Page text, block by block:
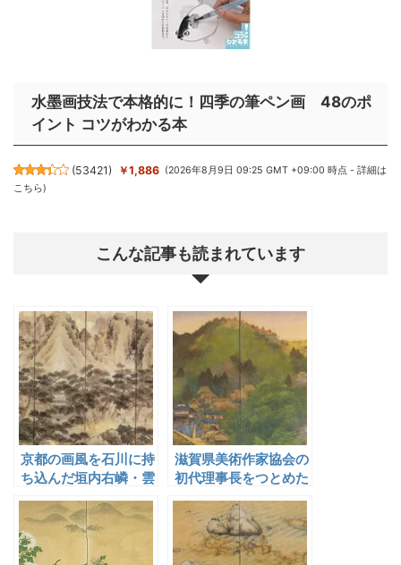
水墨画技法で本格的に！四季の筆ペン画 48のポ
イント コツがわかる本
(53421) ￥1,886 (2026年8月9日 09:25 GMT +09:00 時点 -詳細は
こちら)
こんな記事も読まれています
京都の画風を石川に持
ち込んだ垣内右嶙・雲
嶙父子
滋賀県美術作家協会の
初代理事長をつとめた
疋田春湖